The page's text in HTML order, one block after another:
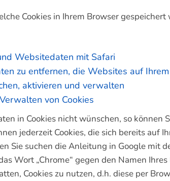
Cookies in Ihrem Browser
Websitedaten mit Safari
zu entfernen, die Websites auf
aktivieren und verwalten
von Cookies
in Cookies nicht wünschen, so können
jederzeit Cookies, die sich bereits auf
Sie suchen die Anleitung in Google mit
Wort „Chrome“ gegen den Namen
Cookies zu nutzen, d.h. diese per